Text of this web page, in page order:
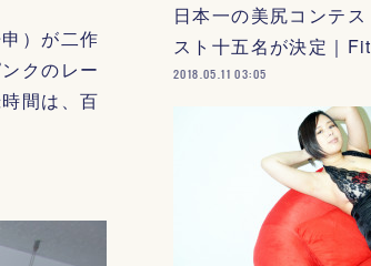
）が二作
クのレー
間は、百
日本一の美尻コンテス
スト十五名が決定｜
2018.05.11 03:05